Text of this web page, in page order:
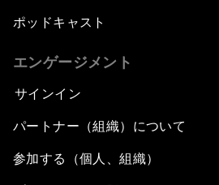
ポッドキャスト
エンゲージメント
サインイン
パートナー（組織）について
参加する（個人、組織）